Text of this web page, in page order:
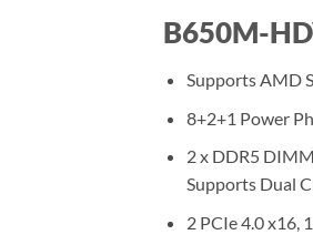
B650M-
Supports AMD
8+2+1 Power
2 x DDR5
Supports Dual
2 PCIe 4.0 x16,